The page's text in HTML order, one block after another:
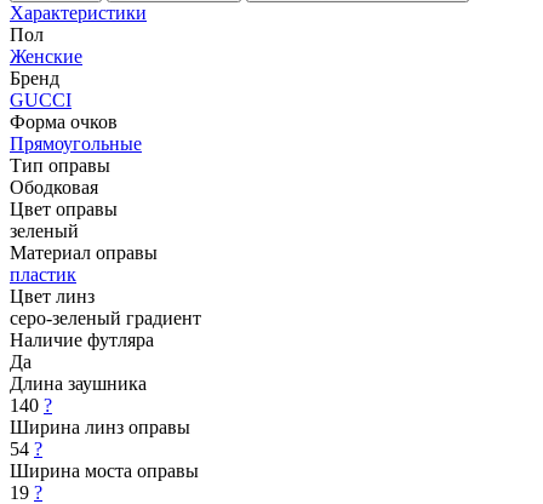
Характеристики
Пол
Женские
Бренд
GUCCI
Форма очков
Прямоугольные
Тип оправы
Ободковая
Цвет оправы
зеленый
Материал оправы
пластик
Цвет линз
серо-зеленый градиент
Наличие футляра
Да
Длина заушника
140 ?
Ширина линз оправы
54 ?
Ширина моста оправы
19 ?